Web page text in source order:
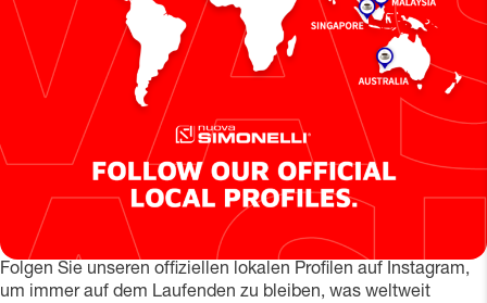
Folgen Sie unseren offiziellen lokalen Profilen auf Instagram,
um immer auf dem Laufenden zu bleiben, was weltweit